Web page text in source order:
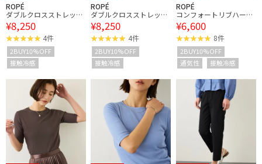
ROPÉ
ダブルクロスストレッチ
フレアジレ/接触冷感・
イージーケア・セットア
ップ対応
¥8,250
4件
2BUY10%OFF
接触冷感
ROPÉ
ダブルクロスストレッチ
フレアジレ/接触冷感・
イージーケア・セットア
ップ対応
¥8,250
4件
2BUY10%OFF
接触冷感
ROPÉ
コンフォートリブハーフ
スリーブカットソー(5分
袖)/イージーケア・接触
冷感
¥6,600
8件
2BUY10%OFF
通気性
接触冷感